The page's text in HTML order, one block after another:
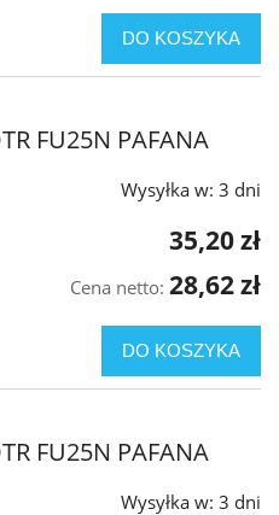
DO KOSZYKA
FU25N PAFANA
Wysyłka w: 3 dni
35,20 zł
Cena netto: 28,62 zł
DO KOSZYKA
FU25N PAFANA
Wysyłka w: 3 dni